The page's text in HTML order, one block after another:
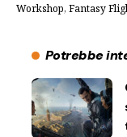
Workshop, Fantasy
Potrebbe